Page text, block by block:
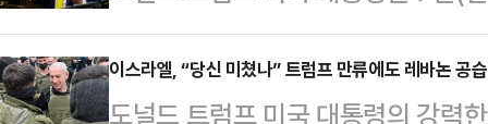
공격을 하지 말 것을 요청하겠다고
트 공습에 대한 보복으로 이스라엘
이스라엘, “당신 미쳤나” 트럼프 만류에도 레바논 공
도널드 트럼프 미국 대통령의 강력